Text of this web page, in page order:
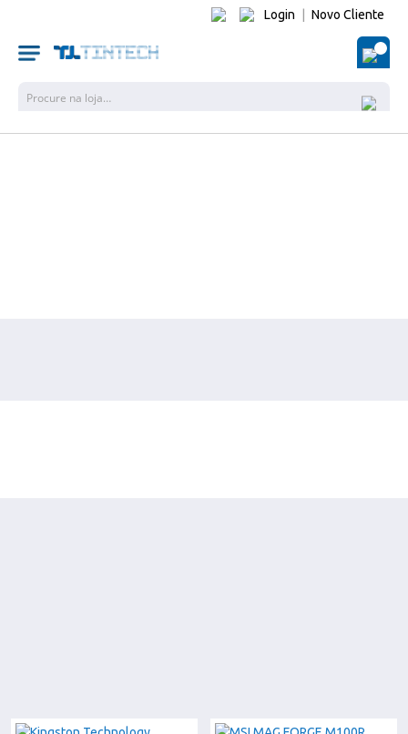
Login Novo Cliente
O